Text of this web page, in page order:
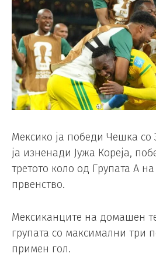
Мексико ја победи Чешка со
ја изненади Јужа Кореја,
третото коло од Групата А на
првенство.
Мексиканците на домашен
групата со максимални три
примен гол.